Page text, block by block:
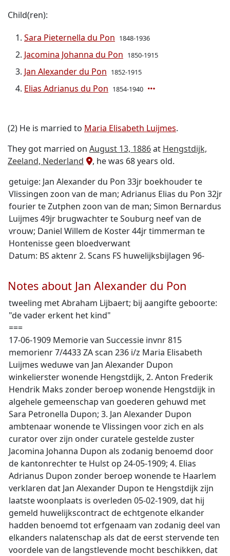
Child(ren):
Sara Pieternella du Pon 1848-1936
Jacomina Johanna du Pon 1850-1915
Jan Alexander du Pon 1852-1915
Elias Adrianus du Pon 1854-1940
(2) He is married to Maria Elisabeth Luijmes.
They got married on August 13, 1886at Hengstdijk,
Zeeland, Nederland
, he was 68 years old.
getuige: Jan Alexander du Pon 33jr boekhouder te
Vlissingen zoon van de man; Adrianus Elias du Pon 32jr
fourier te Zutphen zoon van de man; Simon Bernardus
Luijmes 49jr brugwachter te Souburg neef van de
vrouw; Daniel Willem de Koster 44jr timmerman te
Hontenisse geen bloedverwant
Datum: BS aktenr 2. Scans FS huwelijksbijlagen 96-
Notes about Jan Alexander du Pon
tweeling met Abraham Lijbaert; bij aangifte geboorte:
"de vader erkent het kind"
===
17-06-1909 Memorie van Successie invnr 815
memorienr 7/4433 ZA scan 236 i/z Maria Elisabeth
Luijmes weduwe van Jan Alexander Dupon
winkelierster wonende Hengstdijk, 2. Anton Frederik
Hendrik Maks zonder beroep wonende Hengstdijk in
algehele gemeenschap van goederen gehuwd met
Sara Petronella Dupon; 3. Jan Alexander Dupon
ambtenaar wonende te Vlissingen voor zich en als
curator over zijn onder curatele gestelde zuster
Jacomina Johanna Dupon als zodanig benoemd door
de kantonrechter te Hulst op 24-05-1909; 4. Elias
Adrianus Dupon zonder beroep wonende te Haarlem
verklaren dat Jan Alexander Dupon te Hengstdijk zijn
laatste woonplaats is overleden 05-02-1909, dat hij
gemeld huwelijkscontract de echtgenote elkander
hadden benoemd tot erfgenaam van zodanig deel van
elkanders nalatenschap als dat de eerst stervende ten
voordele van de langstlevende mocht beschikken, dat